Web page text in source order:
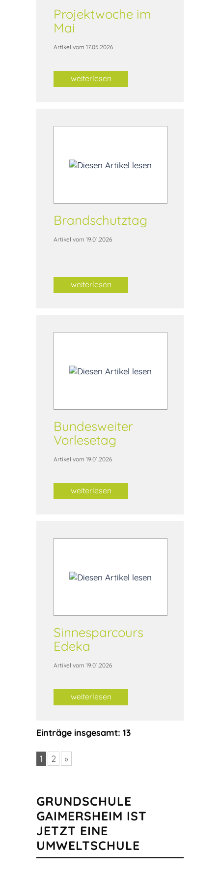
Projektwoche im
Mai
Artikel vom 17.05.2026
weiterlesen
Brandschutztag
Artikel vom 19.01.2026
weiterlesen
Bundesweiter
Vorlesetag
Artikel vom 19.01.2026
weiterlesen
Sinnesparcours
Edeka
Artikel vom 19.01.2026
weiterlesen
Einträge insgesamt: 13
1 2 »
GRUNDSCHULE
GAIMERSHEIM IST
JETZT EINE
UMWELTSCHULE